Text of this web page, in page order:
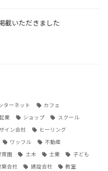
載いただきました
ターネット カフェ
業 ショップ スクール
イン会社 ヒーリング
ワッフル 不動産
育園 土木 士業 子ども
築会社 建設会社 教室